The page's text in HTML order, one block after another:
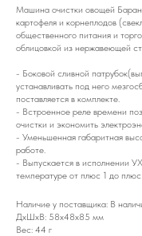
Машина очистки овощей
картофеля и корнеплодов
общественного питания и
облицовкой из нержавеющей
- Боковой сливной
устанавливать под него
поставляется в комплекте.
- Встроенное реле времени
очистки и экономить
- Уменьшенная габаритная
работе.
- Выпускается в исполнении
температуре от плюс 1 до
Наличие у поставщика: В
ДxШxВ: 58x48x85 мм
Вес: 44 г